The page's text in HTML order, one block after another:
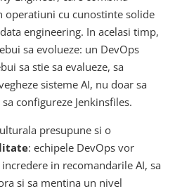
operatiuni cu cunostinte solide
engineering. In acelasi timp,
sa evolueze: un DevOps
sa stie sa evalueze, sa
sisteme AI, nu doar sa
configureze Jenkinsfiles.
presupune si o
: echipele DevOps vor
in recomandarile AI, sa
si sa mentina un nivel